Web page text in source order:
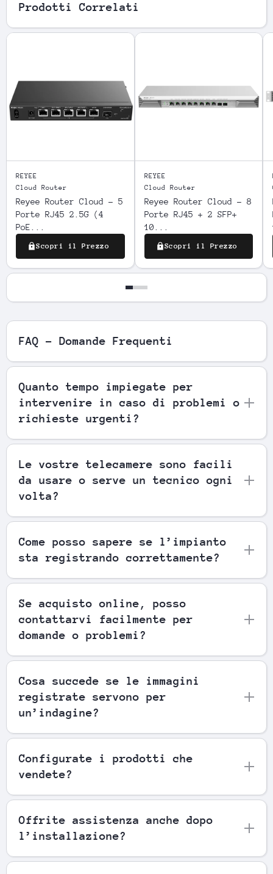
Prodotti Correlati
REYEE
Cloud Router
Reyee Router Cloud - 5
Porte RJ45 2.5G (4
PoE...
Scopri il Prezzo
REYEE
Cloud Router
Reyee Router Cloud - 8
Porte RJ45 + 2 SFP+
10...
Scopri il Prezzo
FAQ - Domande Frequenti
Quanto tempo impiegate per
intervenire in caso di problemi o
richieste urgenti?
Le vostre telecamere sono facili
da usare o serve un tecnico ogni
volta?
Come posso sapere se l’impianto
sta registrando correttamente?
Se acquisto online, posso
contattarvi facilmente per
domande o problemi?
Cosa succede se le immagini
registrate servono per
un’indagine?
Configurate i prodotti che
vendete?
Offrite assistenza anche dopo
l’installazione?